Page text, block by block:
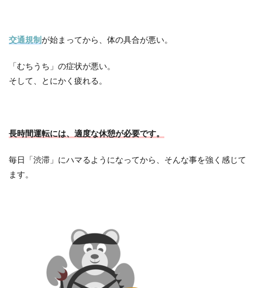
交通規制が始まってから、体の具合が悪い。
「むちうち」の症状が悪い。
そして、とにかく疲れる。
長時間運転には、適度な休憩が必要です。
毎日「渋滞」にハマるようになってから、そんな事を強く感じて
ます。